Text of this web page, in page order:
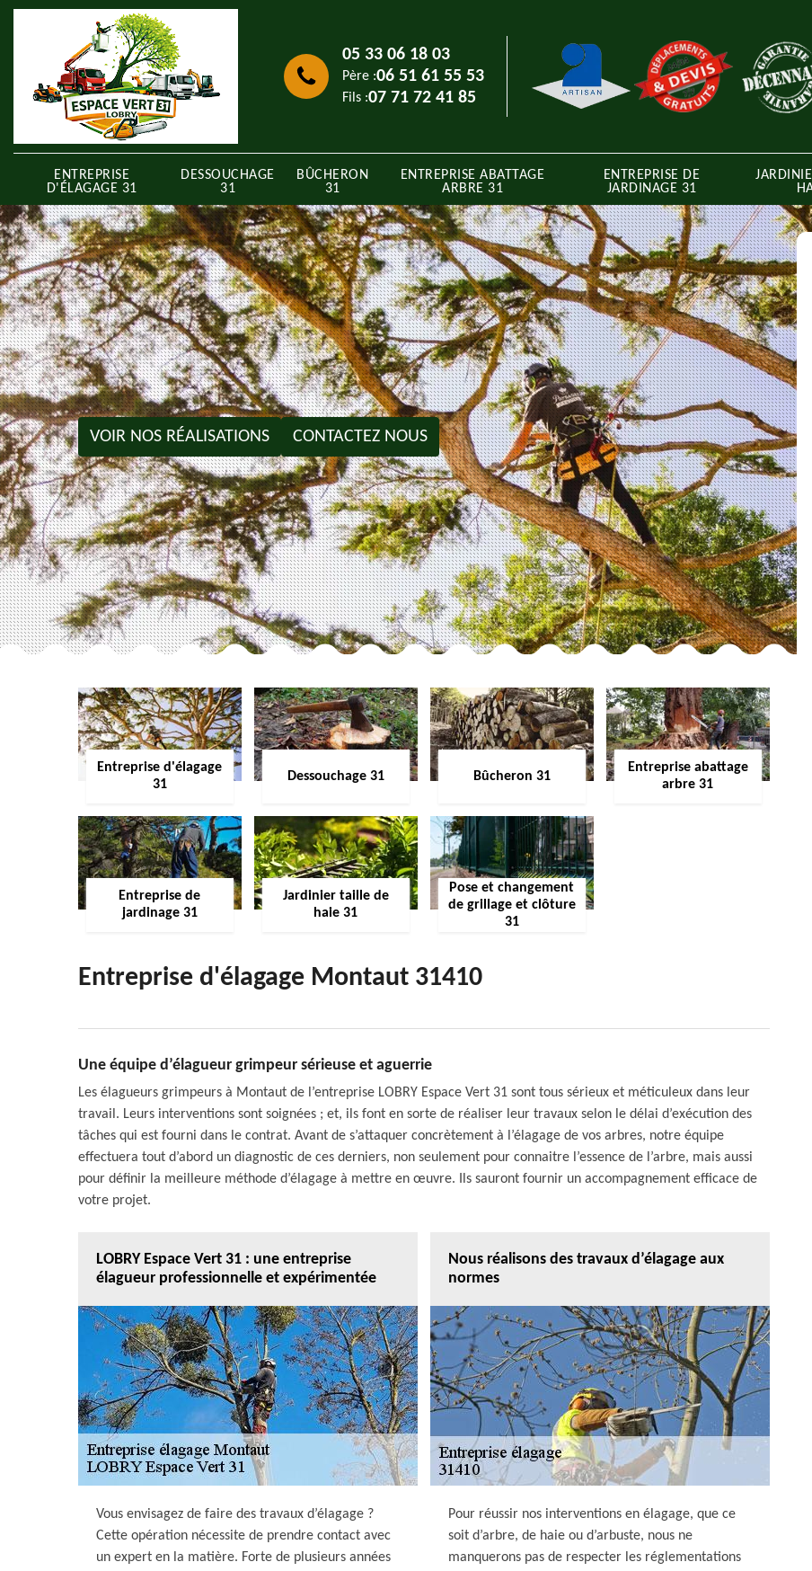
05 33 06 18 03
Père :06 51 61 55 53
Fils :07 71 72 41 85
ENTREPRISE
D'ÉLAGAGE 31
DESSOUCHAGE
31
BÛCHERON
31
ENTREPRISE ABATTAGE
ARBRE 31
ENTREPRISE DE
JARDINAGE 31
VOIR NOS RÉALISATIONS CONTACTEZ NOUS
Entreprise d'élagage
31
Dessouchage 31 Bûcheron 31
Entreprise abattage
arbre 31
Entreprise de
jardinage 31
Jardinier taille de
haie 31
Pose et changement
de grillage et clôture
31
Entreprise d'élagage Montaut 31410
Une équipe d’élagueur grimpeur sérieuse et aguerrie
Les élagueurs grimpeurs à Montaut de l’entreprise LOBRY Espace Vert 31 sont tous sérieux et méticuleux dans leur
travail. Leurs interventions sont soignées ; et, ils font en sorte de réaliser leur travaux selon le délai d’exécution des
tâches qui est fourni dans le contrat. Avant de s’attaquer concrètement à l’élagage de vos arbres, notre équipe
effectuera tout d’abord un diagnostic de ces derniers, non seulement pour connaitre l’essence de l’arbre, mais aussi
pour définir la meilleure méthode d’élagage à mettre en œuvre. Ils sauront fournir un accompagnement efficace de
votre projet.
LOBRY Espace Vert 31 : une entreprise
élagueur professionnelle et expérimentée
Vous envisagez de faire des travaux d’élagage ?
Cette opération nécessite de prendre contact avec
un expert en la matière. Forte de plusieurs années
Nous réalisons des travaux d’élagage aux
normes
Pour réussir nos interventions en élagage, que ce
soit d’arbre, de haie ou d’arbuste, nous ne
manquerons pas de respecter les réglementations